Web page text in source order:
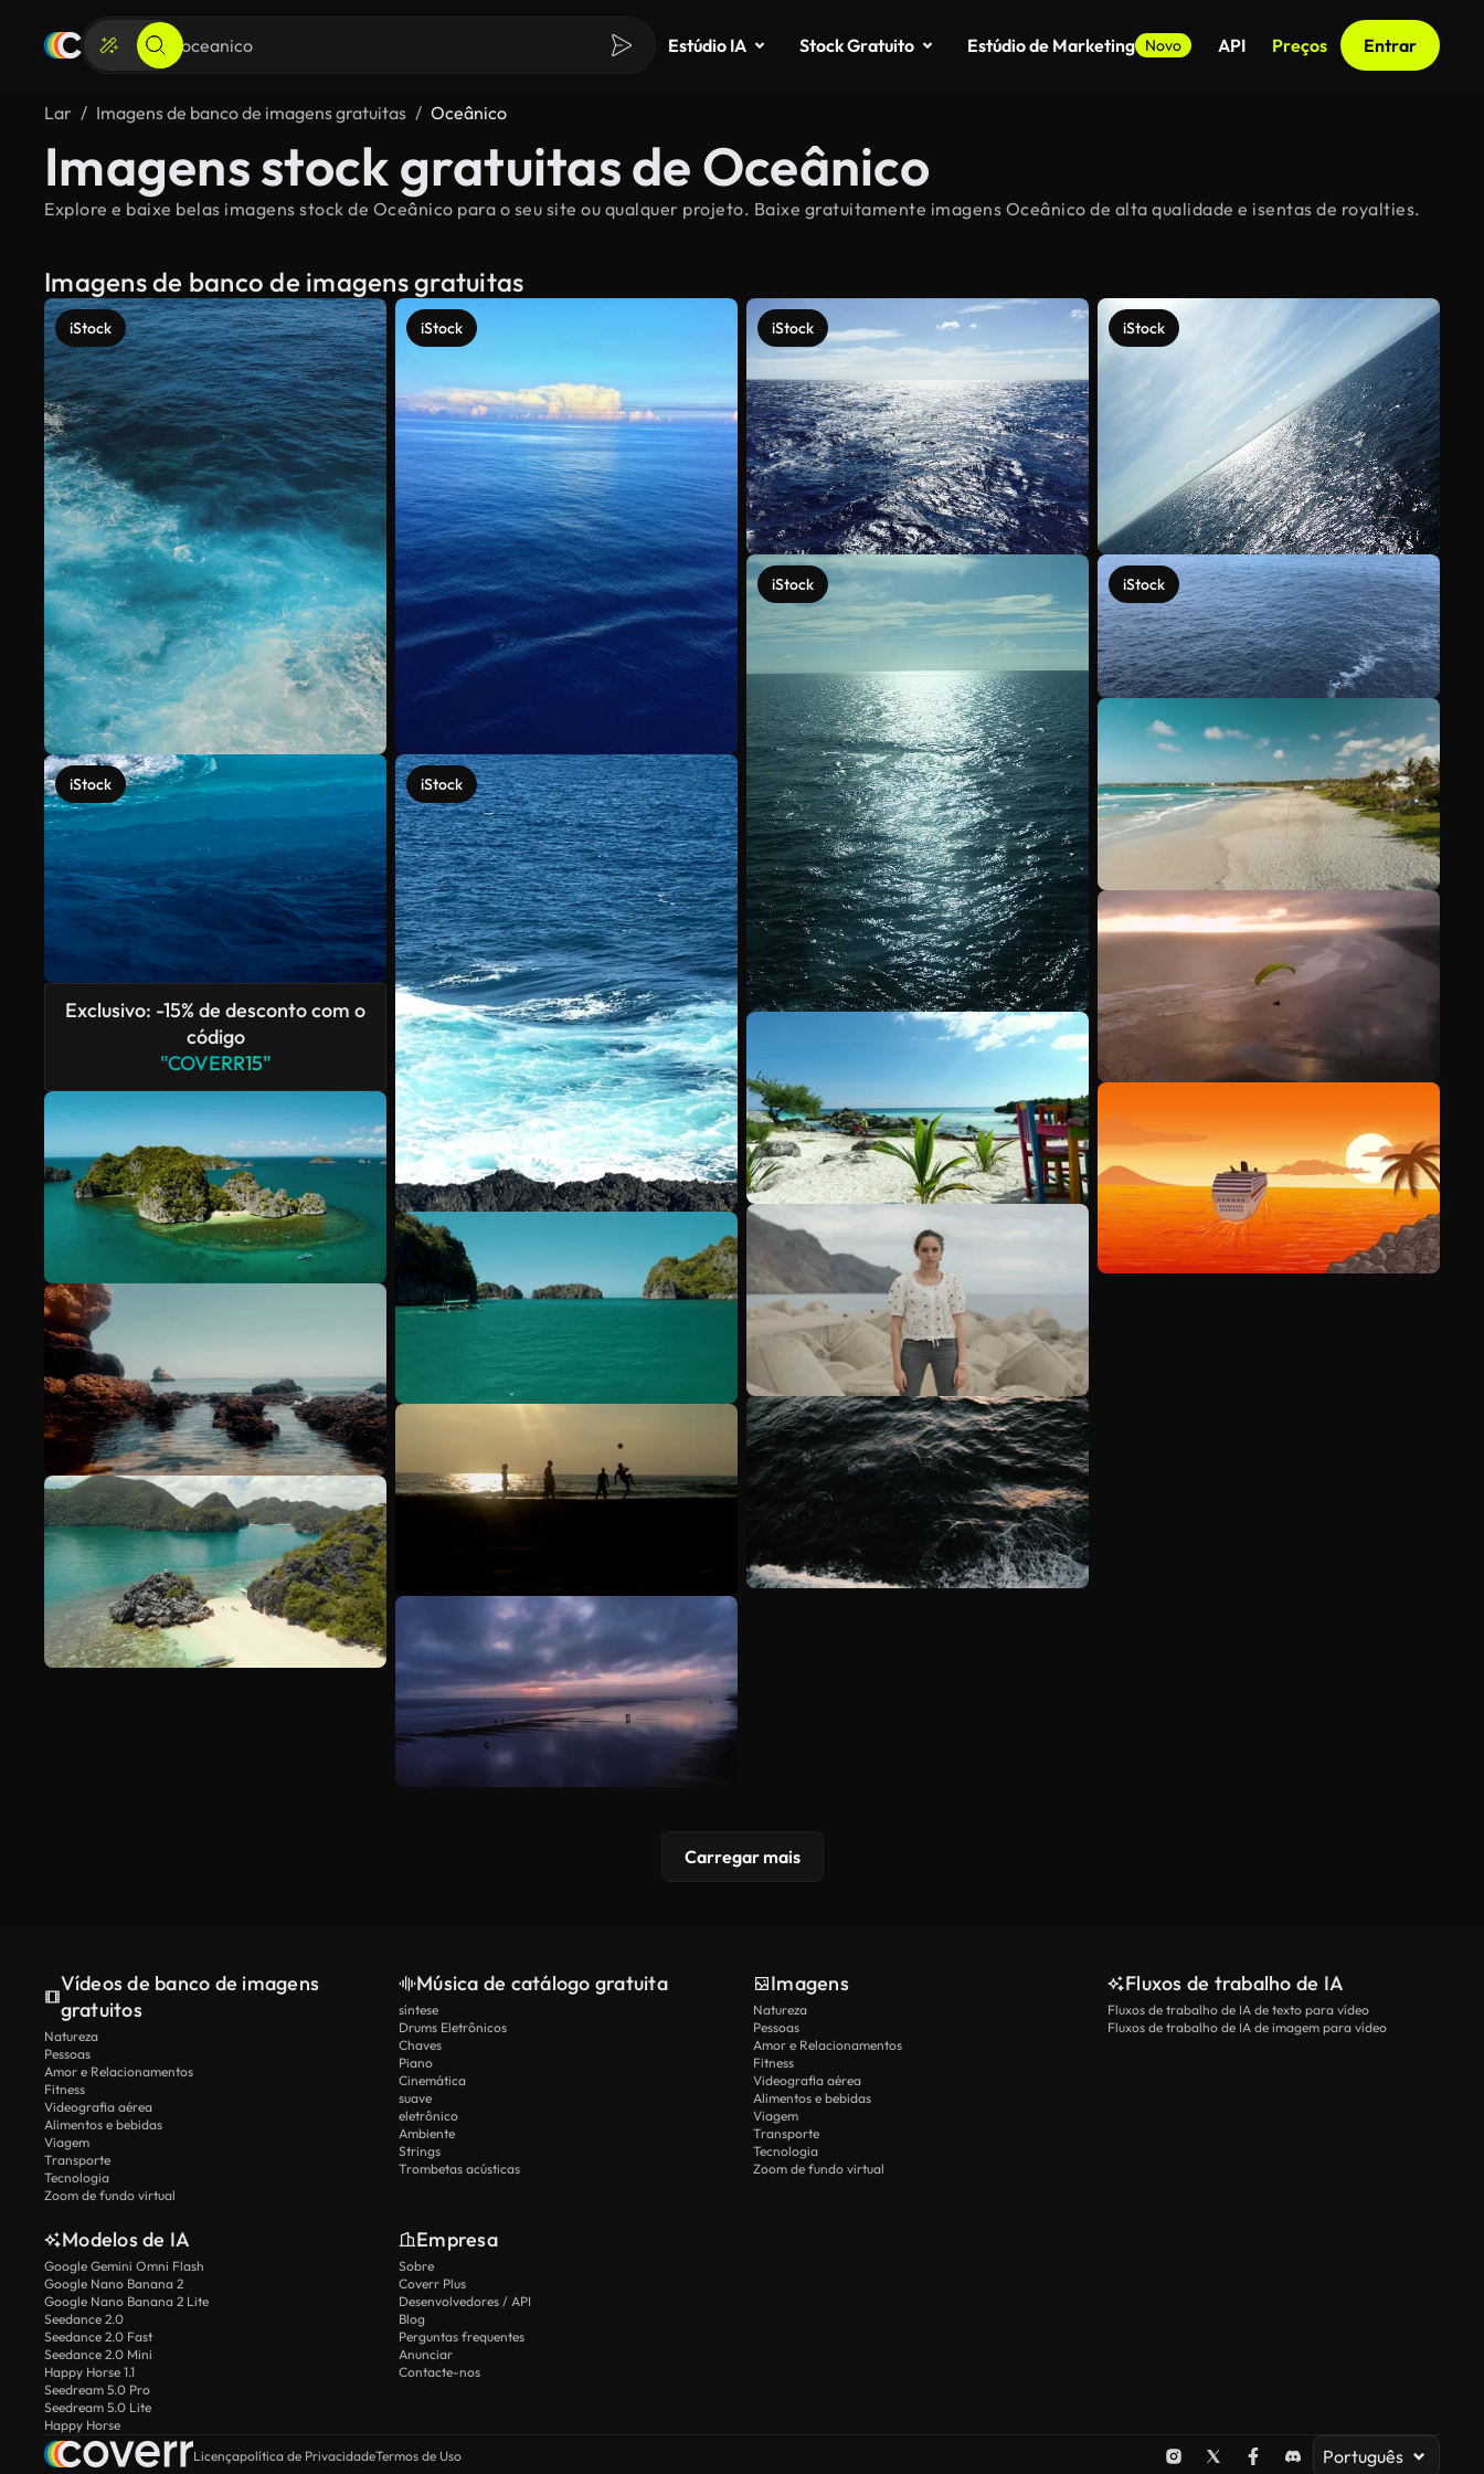
Estúdio IA Stock Gratuito Estúdio de Marketing Novo API Preços Entrar
Lar Imagens de banco de imagens gratuitas Oceânico
Imagens stock gratuitas de Oceânico
Explore e baixe belas imagens stock de Oceânico para o seu site ou qualquer projeto. Baixe gratuitamente imagens Oceânico de alta qualidade e isentas de royalties.
Imagens de banco de imagens gratuitas
iStock
iStock
Exclusivo: -15% de desconto com o
código
"COVERR15"
iStock
iStock
iStock
iStock
iStock
iStock
Veja mais
Carregar mais
Vídeos de banco de imagens
gratuitos
Natureza
Pessoas
Amor e Relacionamentos
Fitness
Videografia aérea
Alimentos e bebidas
Viagem
Transporte
Tecnologia
Zoom de fundo virtual
Música de catálogo gratuita
síntese
Drums Eletrônicos
Chaves
Piano
Cinemática
suave
eletrônico
Ambiente
Strings
Trombetas acústicas
Imagens
Natureza
Pessoas
Amor e Relacionamentos
Fitness
Videografia aérea
Alimentos e bebidas
Viagem
Transporte
Tecnologia
Zoom de fundo virtual
Fluxos de trabalho de IA
Fluxos de trabalho de IA de texto para vídeo
Fluxos de trabalho de IA de imagem para vídeo
Modelos de IA
Google Gemini Omni Flash
Google Nano Banana 2
Google Nano Banana 2 Lite
Seedance 2.0
Seedance 2.0 Fast
Seedance 2.0 Mini
Happy Horse 1.1
Seedream 5.0 Pro
Seedream 5.0 Lite
Happy Horse
Empresa
Sobre
Coverr Plus
Desenvolvedores / API
Blog
Perguntas frequentes
Anunciar
Contacte-nos
Licençapolítica de PrivacidadeTermos de Uso Português